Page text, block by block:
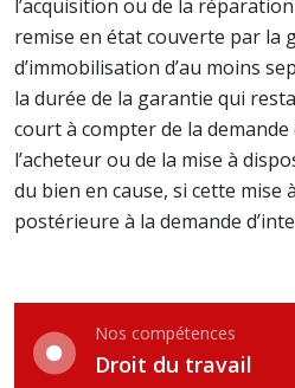
l’acquisition ou de la
remise en état couverte par la
d’immobilisation d’au moins
la durée de la garantie qui
court à compter de la demande
l’acheteur ou de la mise à
du bien en cause, si cette mise
postérieure à la demande
Nos compétences
Droit du travail